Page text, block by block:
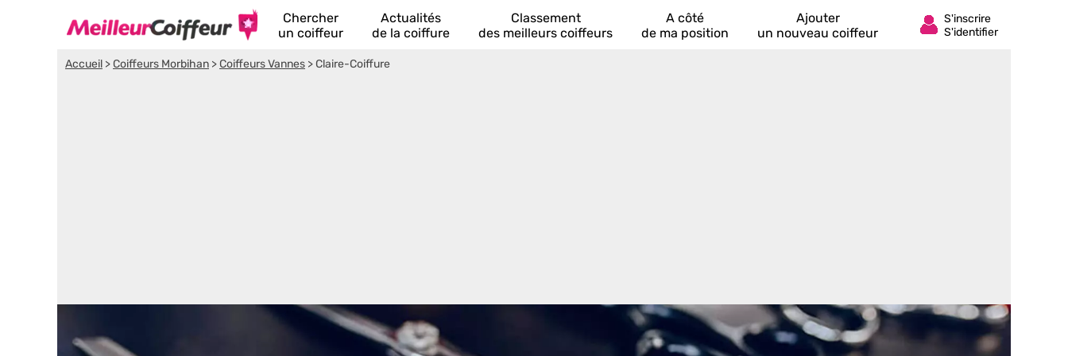
Chercher
un coiffeur
Actualités
de la coiffure
Classement
des meilleurs coiffeurs
A côté
de ma position
Ajouter
un nouveau coiffeur
Accueil >Coiffeurs Morbihan >Coiffeurs Vannes >Claire-Coiffure